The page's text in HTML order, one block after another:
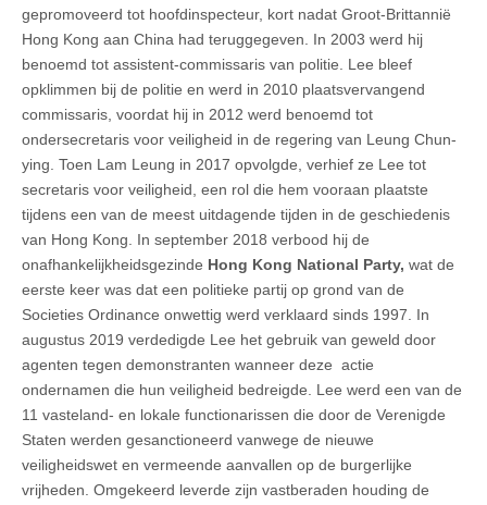
gepromoveerd tot hoofdinspecteur, kort nadat Groot-Brittannië
Hong Kong aan China had teruggegeven. In 2003 werd hij
benoemd tot assistent-commissaris van politie. Lee bleef
opklimmen bij de politie en werd in 2010 plaatsvervangend
commissaris, voordat hij in 2012 werd benoemd tot
ondersecretaris voor veiligheid in de regering van Leung Chun-
ying. Toen Lam Leung in 2017 opvolgde, verhief ze Lee tot
secretaris voor veiligheid, een rol die hem vooraan plaatste
tijdens een van de meest uitdagende tijden in de geschiedenis
van Hong Kong. In september 2018 verbood hij de
onafhankelijkheidsgezinde Hong Kong National Party, wat de
eerste keer was dat een politieke partij op grond van de
Societies Ordinance onwettig werd verklaard sinds 1997. In
augustus 2019 verdedigde Lee het gebruik van geweld door
agenten tegen demonstranten wanneer deze actie
ondernamen die hun veiligheid bedreigde. Lee werd een van de
11 vasteland- en lokale functionarissen die door de Verenigde
Staten werden gesanctioneerd vanwege de nieuwe
veiligheidswet en vermeende aanvallen op de burgerlijke
vrijheden. Omgekeerd leverde zijn vastberaden houding de